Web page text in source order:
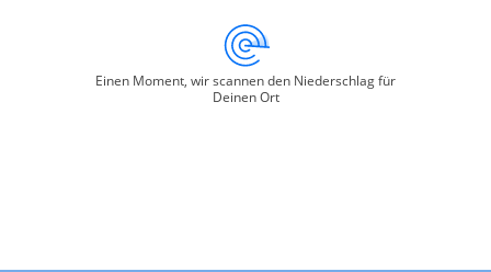
Einen Moment, wir scannen den Niederschlag für
Deinen Ort